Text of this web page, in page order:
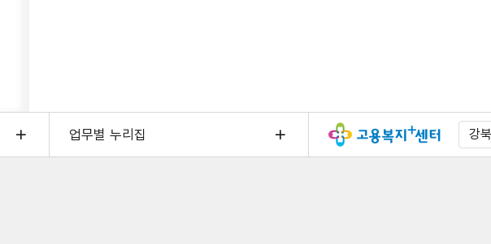
업무별 누리집 강